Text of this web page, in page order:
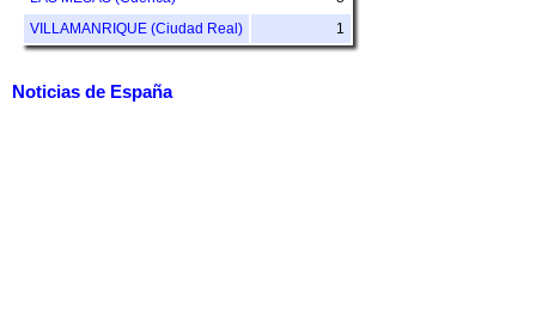
VILLAMANRIQUE (Ciudad Real)
1
Noticias de España